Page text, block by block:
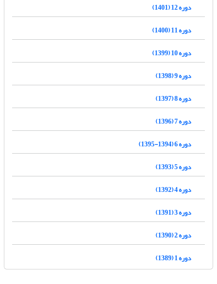
دوره 12 (1401)
دوره 11 (1400)
دوره 10 (1399)
دوره 9 (1398)
دوره 8 (1397)
دوره 7 (1396)
دوره 6 (1394-1395)
دوره 5 (1393)
دوره 4 (1392)
دوره 3 (1391)
دوره 2 (1390)
دوره 1 (1389)